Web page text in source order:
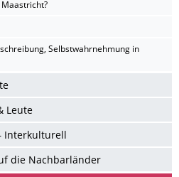
Selbstwahrnehmung in
Leute
Interkulturell
die Nachbarländer